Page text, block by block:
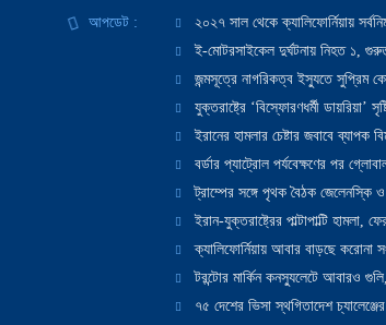
আপডেট :
২০২৭ সাল থেকে ক্যালিফোর্নিয়ায়
ই-মোটরসাইকেল দুর্ঘটনায় নিহত ১,
জন্মসূত্রে নাগরিকত্ব ইস্যুতে সুপ্রিম
যুক্তরাষ্ট্রে ‘বিস্ফোরণধর্মী ডায়রিয়া’
ইরানের হামলার চেষ্টার জবাবে ব্যাপক
বর্ডার প্যাট্রোল পর্যবেক্ষণের পর
ট্রাম্পের সঙ্গে পৃথক বৈঠক জেলেনস্কি
ইরান-যুক্তরাষ্ট্রের পাল্টাপাল্টি হামলা,
ক্যালিফোর্নিয়ায় আবার বাড়ছে করোনা
টরন্টোর মার্কিন কনস্যুলেটে আবারও
৭৫ দেশের ভিসা স্থগিতাদেশ